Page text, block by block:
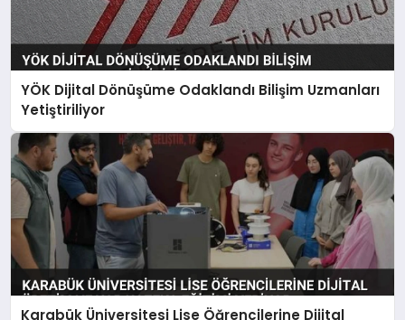
YÖK Dijital Dönüşüme Odaklandı Bilişim Uzmanları
Yetiştiriliyor
Karabük Üniversitesi Lise Öğrencilerine Dijital